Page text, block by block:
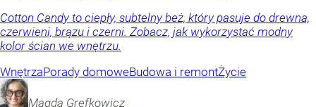
Cotton Candy to ciepły, subtelny beż, który pasuje do drewna,
czerwieni, brązu i czerni. Zobacz, jak wykorzystać modny
kolor ścian we wnętrzu.
WnętrzaPorady domoweBudowa i remontŻycie
Magda Grefkowicz